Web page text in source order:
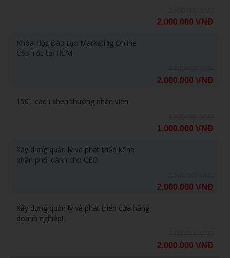
2.000.000 VNĐ
Khóa Học Đào tạo Marketing Online
Cấp Tốc tại HCM
2.000.000 VNĐ
1501 cách khen thưởng nhân viên
1.000.000 VNĐ
Xây dựng quản lý và phát triển kênh
phân phối dành cho CEO
2.000.000 VNĐ
Xây dựng quản lý và phát triển cửa hàng
doanh nghiệp!
2.000.000 VNĐ